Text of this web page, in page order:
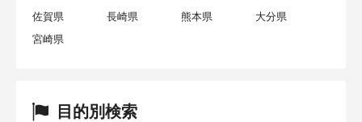
佐賀県 長崎県 熊本県
大分県
宮崎県
目的別検索